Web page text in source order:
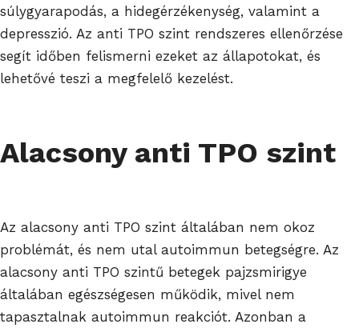
súlygyarapodás, a hidegérzékenység, valamint a
depresszió. Az anti TPO szint rendszeres ellenőrzése
segít időben felismerni ezeket az állapotokat, és
lehetővé teszi a megfelelő kezelést.
Alacsony anti TPO szint
Az alacsony anti TPO szint általában nem okoz
problémát, és nem utal autoimmun betegségre. Az
alacsony anti TPO szintű betegek pajzsmirigye
általában egészségesen működik, mivel nem
tapasztalnak autoimmun reakciót. Azonban a